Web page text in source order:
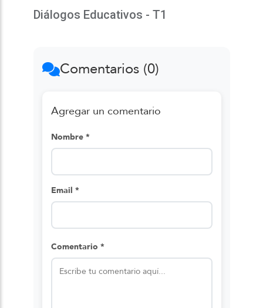
Diálogos Educativos - T1
Comentarios (0)
Agregar un comentario
Nombre *
Email *
Comentario *